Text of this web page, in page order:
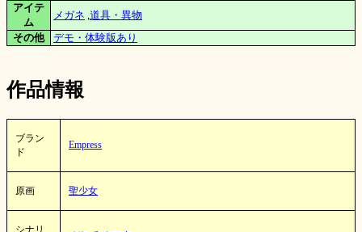
アイテ
ム
メガネ ,道具・異物
その他
デモ・体験版あり
作品情報
ブラン
ド
Empress
原画 聖少女
シナリ